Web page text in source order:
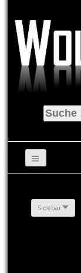
Suche
nach:
Sidebar